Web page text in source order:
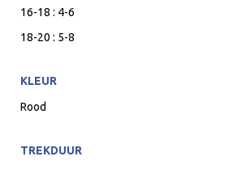
16-18 : 4-6
18-20 : 5-8
KLEUR
Rood
TREKDUUR